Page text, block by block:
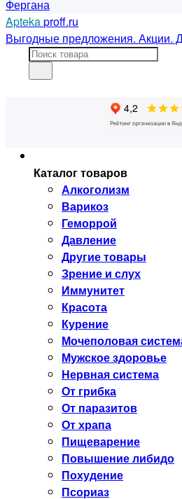
Фергана
Aptekaproff.ru
Выгодные предложения. Акции.
Каталог товаров
Алкоголизм
Варикоз
Геморрой
Давление
Другие товары
Зрение и слух
Иммунитет
Красота
Курение
Мочеполовая
Мужское здоровье
Нервная система
От грибка
От паразитов
От храпа
Пищеварение
Повышение либидо
Похудение
Псориаз